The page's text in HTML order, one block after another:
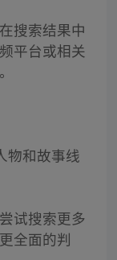
搜索结果中
平台或相关
物和故事线
试搜索更多
全面的判